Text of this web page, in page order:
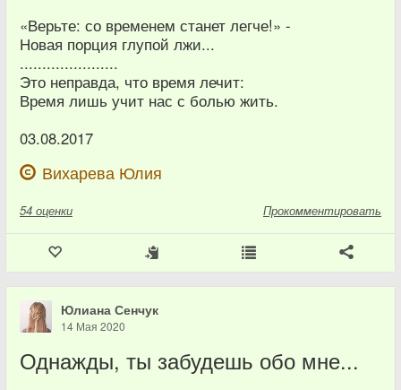
«Верьте: со временем станет легче!» -
Новая порция глупой лжи...
......................
Это неправда, что время лечит:
Время лишь учит нас с болью жить.
03.08.2017
Вихарева Юлия
54 оценки Прокомментировать
Юлиана Сенчук
14 Мая 2020
Однажды, ты забудешь обо мне...